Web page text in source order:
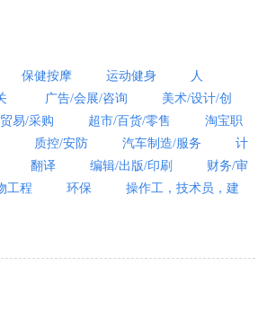
保健按摩 运动健身
人
广告/会展/咨询
美术/设计/创
贸易/采购 超市/百货/零售
淘宝职
质控/安防 汽车制造/服务
计
翻译 编辑/出版/印刷
财务/审
工程 环保
操作工，技术员，建